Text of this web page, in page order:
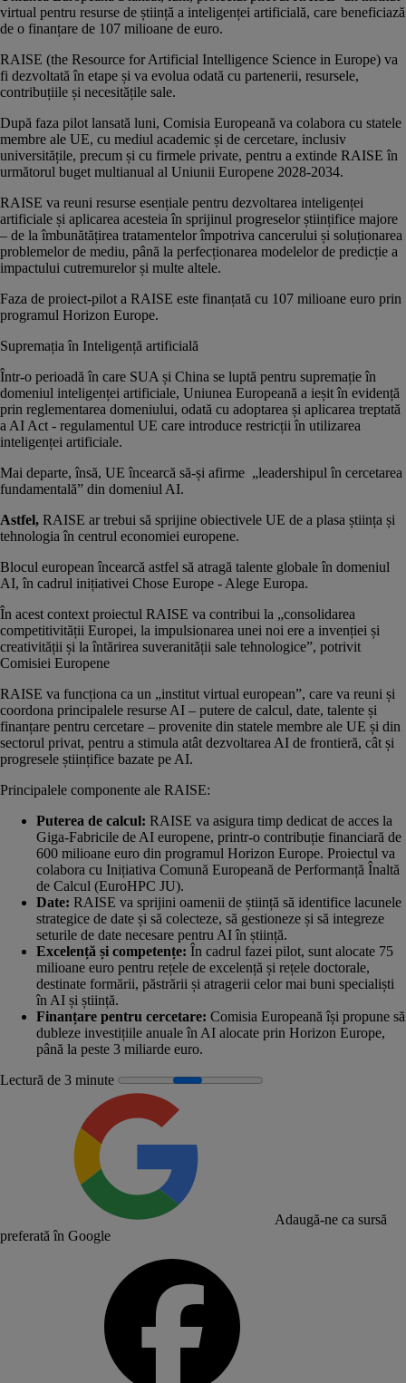
virtual pentru resurse de știință a inteligenței artificială, care beneficiază
de o finanțare de 107 milioane de euro.
RAISE (the Resource for Artificial Intelligence Science in Europe) va
fi dezvoltată în etape și va evolua odată cu partenerii, resursele,
contribuțiile și necesitățile sale.
După faza pilot lansată luni, Comisia Europeană va colabora cu statele
membre ale UE, cu mediul academic și de cercetare, inclusiv
universitățile, precum și cu firmele private, pentru a extinde RAISE în
următorul buget multianual al Uniunii Europene 2028-2034.
RAISE va reuni resurse esențiale pentru dezvoltarea inteligenței
artificiale și aplicarea acesteia în sprijinul progreselor științifice majore
– de la îmbunătățirea tratamentelor împotriva cancerului și soluționarea
problemelor de mediu, până la perfecționarea modelelor de predicție a
impactului cutremurelor și multe altele.
Faza de proiect-pilot a RAISE este finanțată cu 107 milioane euro prin
programul Horizon Europe.
Supremația în Inteligență artificială
Într-o perioadă în care SUA și China se luptă pentru supremație în
domeniul inteligenței artificiale, Uniunea Europeană a ieșit în evidență
prin reglementarea domeniului, odată cu adoptarea și aplicarea treptată
a AI Act - regulamentul UE care introduce restricții în utilizarea
inteligenței artificiale.
Mai departe, însă, UE încearcă să-și afirme „leadershipul în cercetarea
fundamentală” din domeniul AI.
Astfel, RAISE ar trebui să sprijine obiectivele UE de a plasa știința și
tehnologia în centrul economiei europene.
Blocul european încearcă astfel să atragă talente globale în domeniul
AI, în cadrul inițiativei Chose Europe - Alege Europa.
În acest context proiectul RAISE va contribui la „consolidarea
competitivității Europei, la impulsionarea unei noi ere a invenției și
creativității și la întărirea suveranității sale tehnologice”, potrivit
Comisiei Europene
RAISE va funcționa ca un „institut virtual european”, care va reuni și
coordona principalele resurse AI – putere de calcul, date, talente și
finanțare pentru cercetare – provenite din statele membre ale UE și din
sectorul privat, pentru a stimula atât dezvoltarea AI de frontieră, cât și
progresele științifice bazate pe AI.
Principalele componente ale RAISE:
Puterea de calcul: RAISE va asigura timp dedicat de acces la
Giga-Fabricile de AI europene, printr-o contribuție financiară de
600 milioane euro din programul Horizon Europe. Proiectul va
colabora cu Inițiativa Comună Europeană de Performanță Înaltă
de Calcul (EuroHPC JU).
Date: RAISE va sprijini oamenii de știință să identifice lacunele
strategice de date și să colecteze, să gestioneze și să integreze
seturile de date necesare pentru AI în știință.
Excelență și competențe: În cadrul fazei pilot, sunt alocate 75
milioane euro pentru rețele de excelență și rețele doctorale,
destinate formării, păstrării și atragerii celor mai buni specialiști
în AI și știință.
Finanțare pentru cercetare: Comisia Europeană își propune să
dubleze investițiile anuale în AI alocate prin Horizon Europe,
până la peste 3 miliarde euro.
Lectură de 3 minute
Adaugă-ne ca sursă
preferată în Google